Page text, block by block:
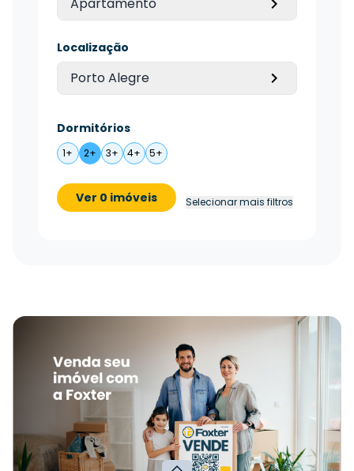
Apartamento
Localização
Porto Alegre
Dormitórios
1+ 2+ 3+ 4+ 5+
Ver 0 imóveis Selecionar mais filtros